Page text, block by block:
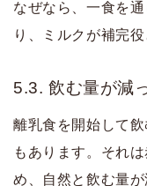
なぜなら、一食を
り、ミルクが補完
5.3. 飲む量が減
離乳食を開始して
もあります。それ
め、自然と飲む量